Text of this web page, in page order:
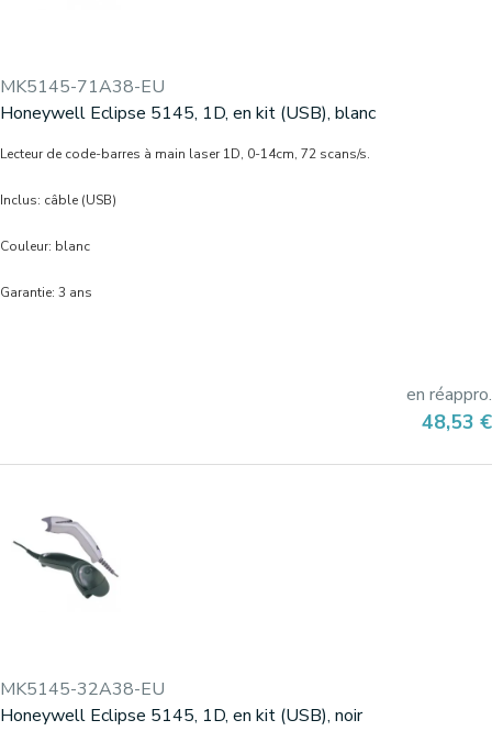
MK5145-71A38-EU
Honeywell Eclipse 5145, 1D, en kit (USB), blanc
Lecteur de code-barres à main laser 1D, 0-14cm, 72 scans/s.
Inclus: câble (USB)
Couleur: blanc
Garantie: 3 ans
en réappro.
Prix
48,53 €
MK5145-32A38-EU
Honeywell Eclipse 5145, 1D, en kit (USB), noir